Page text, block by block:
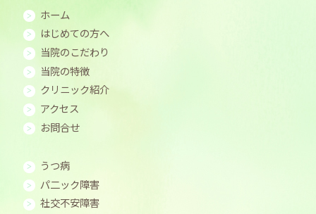
ホーム
はじめての方へ
当院のこだわり
当院の特徴
クリニック紹介
アクセス
お問合せ
うつ病
パ二ック障害
社交不安障害